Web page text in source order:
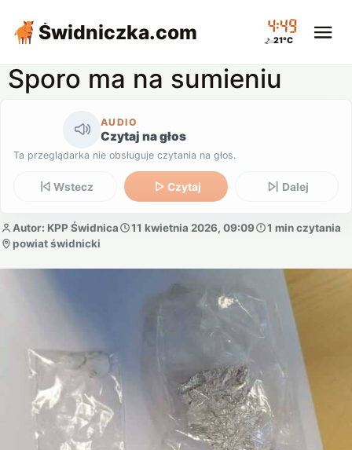
Świdniczka.com 04:49
21°C
Sporo ma na sumieniu
AUDIO
Czytaj na głos
Ta przeglądarka nie obsługuje czytania na głos.
Wstecz Czytaj Dalej
Autor: KPP Świdnica 11 kwietnia 2026, 09:09
1 min czytania
powiat świdnicki